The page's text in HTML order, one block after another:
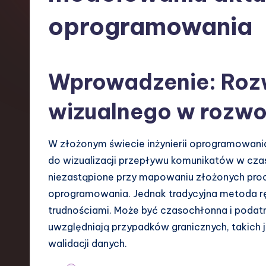
oprogramowania
Wprowadzenie:
wizualnego w
W złożonym świecie inżynierii
do wizualizacji przepływu komunikatów w
niezastąpione przy mapowaniu złożonych
oprogramowania. Jednak tradycyjna metoda
trudnościami. Może być czasochłonna i
uwzględniają przypadków granicznych,
walidacji danych.